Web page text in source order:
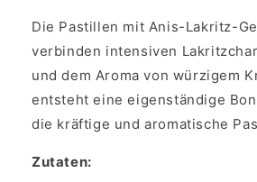
Die Pastillen mit Anis-Lakritz-
verbinden intensiven
und dem Aroma von würzigem
entsteht eine eigenständige
die kräftige und aromatische
Zutaten: